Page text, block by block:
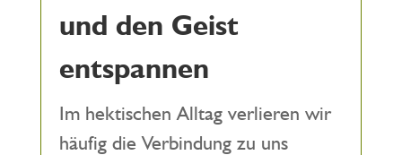
und den Geist
entspannen
Im hektischen Alltag verlieren wir
häufig die Verbindung zu uns